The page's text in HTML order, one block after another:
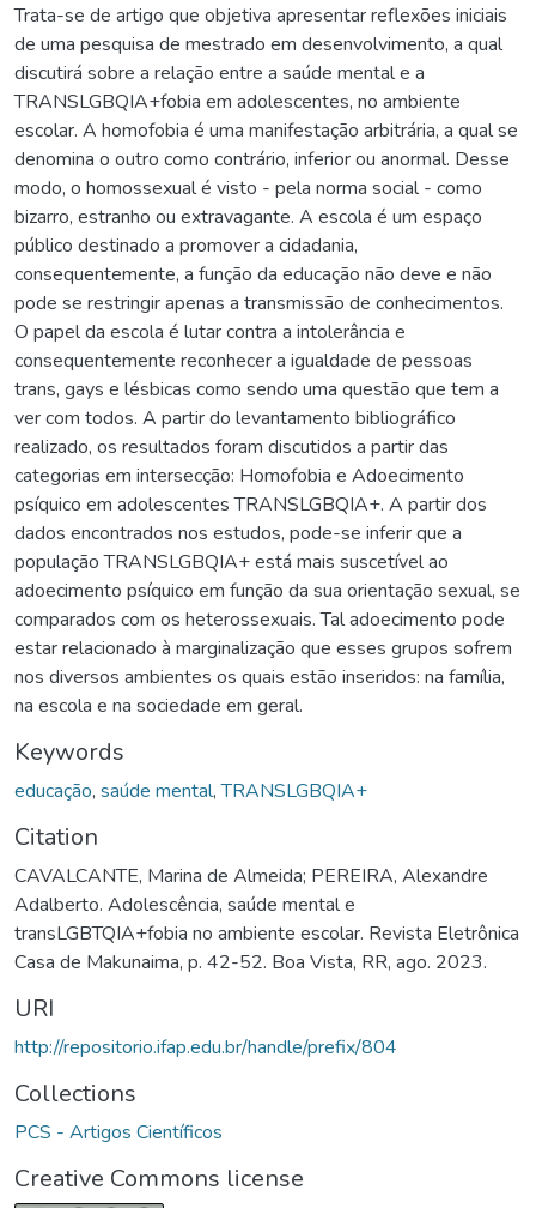
Trata-se de artigo que objetiva apresentar reflexões iniciais
de uma pesquisa de mestrado em desenvolvimento, a qual
discutirá sobre a relação entre a saúde mental e a
TRANSLGBQIA+fobia em adolescentes, no ambiente
escolar. A homofobia é uma manifestação arbitrária, a qual se
denomina o outro como contrário, inferior ou anormal. Desse
modo, o homossexual é visto - pela norma social - como
bizarro, estranho ou extravagante. A escola é um espaço
público destinado a promover a cidadania,
consequentemente, a função da educação não deve e não
pode se restringir apenas a transmissão de conhecimentos.
O papel da escola é lutar contra a intolerância e
consequentemente reconhecer a igualdade de pessoas
trans, gays e lésbicas como sendo uma questão que tem a
ver com todos. A partir do levantamento bibliográfico
realizado, os resultados foram discutidos a partir das
categorias em intersecção: Homofobia e Adoecimento
psíquico em adolescentes TRANSLGBQIA+. A partir dos
dados encontrados nos estudos, pode-se inferir que a
população TRANSLGBQIA+ está mais suscetível ao
adoecimento psíquico em função da sua orientação sexual, se
comparados com os heterossexuais. Tal adoecimento pode
estar relacionado à marginalização que esses grupos sofrem
nos diversos ambientes os quais estão inseridos: na família,
na escola e na sociedade em geral.
Keywords
educação, saúde mental,TRANSLGBQIA+
Citation
CAVALCANTE, Marina de Almeida; PEREIRA, Alexandre
Adalberto. Adolescência, saúde mental e
transLGBTQIA+fobia no ambiente escolar. Revista Eletrônica
Casa de Makunaima, p. 42-52. Boa Vista, RR, ago. 2023.
URI
http://repositorio.ifap.edu.br/handle/prefix/804
Collections
PCS - Artigos Científicos
Creative Commons license